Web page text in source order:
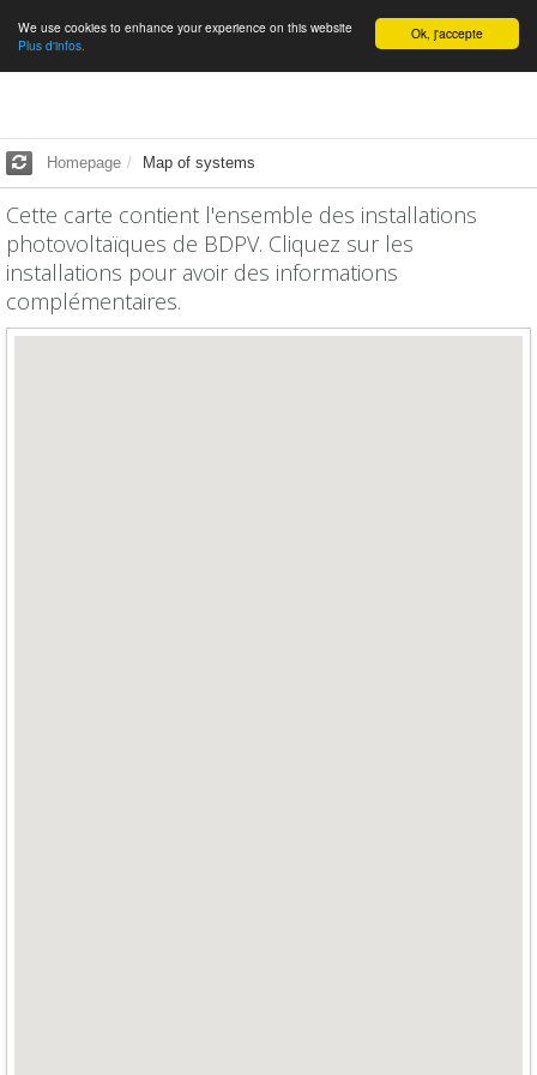
English Ok, j'accepte
We use cookies to enhance your experience on this website
Plus d'infos.
Homepage Map of systems
Cette carte contient l'ensemble des installations
photovoltaïques de BDPV. Cliquez sur les
installations pour avoir des informations
complémentaires.